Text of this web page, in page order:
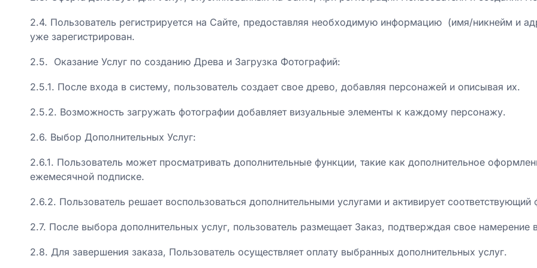
2.4. Пользователь регистрируется на Сайте, предоставляя необходимую информацию (имя/никнейм и
уже зарегистрирован.
2.5. Оказание Услуг по созданию Древа и Загрузка Фотографий:
2.5.1. После входа в систему, пользователь создает свое древо, добавляя персонажей и описывая их.
2.5.2. Возможность загружать фотографии добавляет визуальные элементы к каждому персонажу.
2.6. Выбор Дополнительных Услуг:
2.6.1. Пользователь может просматривать дополнительные функции, такие как дополнительное
ежемесячной подписке.
2.6.2. Пользователь решает воспользоваться дополнительными услугами и активирует соответствующий
2.7. После выбора дополнительных услуг, пользователь размещает Заказ, подтверждая свое намерение
2.8. Для завершения заказа, Пользователь осуществляет оплату выбранных дополнительных услуг.